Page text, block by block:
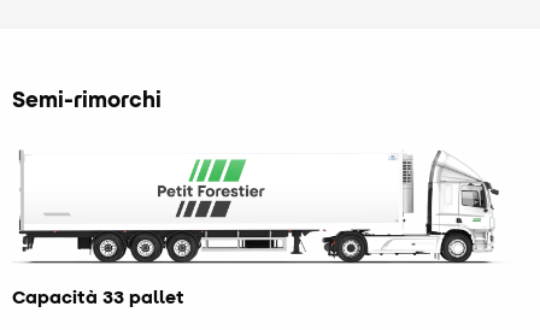
Semi-rimorchi
Capacità 33 pallet